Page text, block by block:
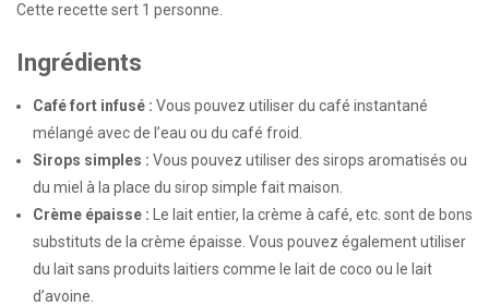
Cette recette sert 1 personne.
Ingrédients
Café fort infusé : Vous pouvez utiliser du café instantané
mélangé avec de l’eau ou du café froid.
Sirops simples : Vous pouvez utiliser des sirops aromatisés ou
du miel à la place du sirop simple fait maison.
Crème épaisse : Le lait entier, la crème à café, etc. sont de bons
substituts de la crème épaisse. Vous pouvez également utiliser
du lait sans produits laitiers comme le lait de coco ou le lait
d’avoine.